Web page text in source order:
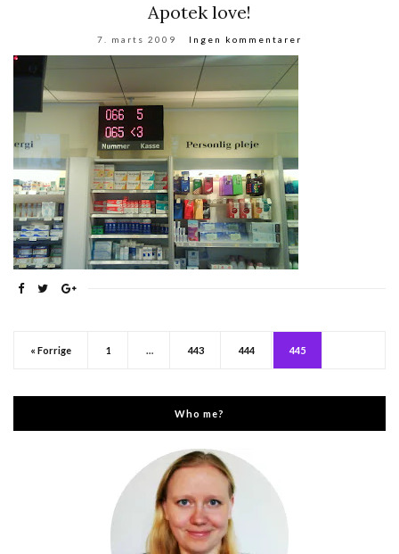
Apotek love!
7. marts 2009 Ingen kommentarer
« Forrige 1 … 443 444 445
Who me?